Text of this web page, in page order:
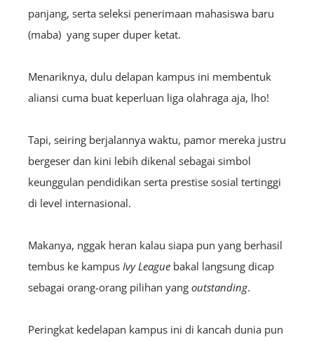
panjang, serta seleksi penerimaan mahasiswa baru
(maba) yang super duper ketat.
Menariknya, dulu delapan kampus ini membentuk
aliansi cuma buat keperluan liga olahraga aja, lho!
Tapi, seiring berjalannya waktu, pamor mereka justru
bergeser dan kini lebih dikenal sebagai simbol
keunggulan pendidikan serta prestise sosial tertinggi
di level internasional.
Makanya, nggak heran kalau siapa pun yang berhasil
tembus ke kampus Ivy League bakal langsung dicap
sebagai orang-orang pilihan yang outstanding.
Peringkat kedelapan kampus ini di kancah dunia pun